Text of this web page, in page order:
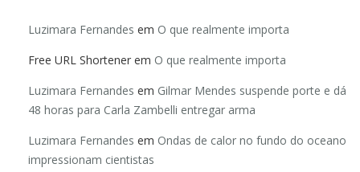
Luzimara Fernandes em O que realmente importa
Free URL Shortener em O que realmente importa
Luzimara Fernandes em Gilmar Mendes suspende porte e dá
48 horas para Carla Zambelli entregar arma
Luzimara Fernandes em Ondas de calor no fundo do oceano
impressionam cientistas